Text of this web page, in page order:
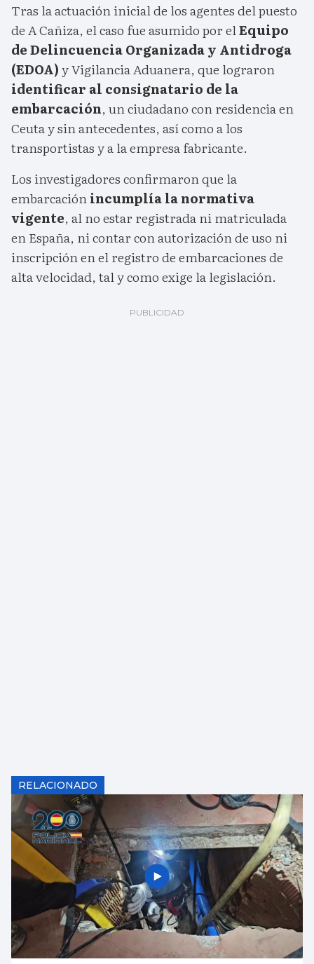
Tras la actuación inicial de los agentes del puesto
de A Cañiza, el caso fue asumido por elEquipo
de Delincuencia Organizada y Antidroga
(EDOA)y Vigilancia Aduanera, que lograron
identificar al consignatario de la
embarcación, un ciudadano con residencia en
Ceuta y sin antecedentes, así como a los
transportistas y a la empresa fabricante.
Los investigadores confirmaron que la
embarcaciónincumplía la normativa
vigente, al no estar registrada ni matriculada
en España, ni contar con autorización de uso ni
inscripción en el registro de embarcaciones de
alta velocidad, tal y como exige la legislación.
RELACIONADO